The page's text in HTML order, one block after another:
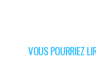
VOUS POURRIEZ